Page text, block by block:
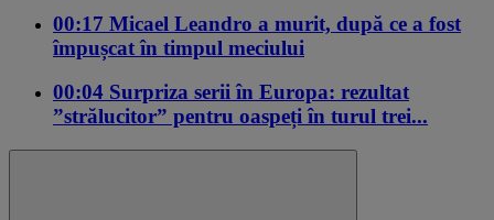
00:17 Micael Leandro a murit, după ce a fost
împușcat în timpul meciului
00:04 Surpriza serii în Europa: rezultat
”strălucitor” pentru oaspeți în turul trei...